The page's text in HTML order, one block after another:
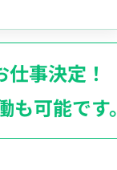
事決定！
も可能です。